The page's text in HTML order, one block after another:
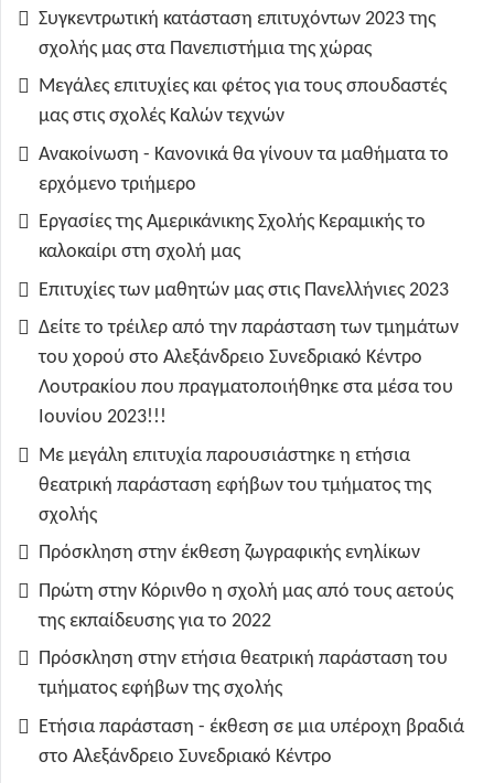
Συγκεντρωτική κατάσταση επιτυχόντων 2023 της
σχολής μας στα Πανεπιστήμια της χώρας
Μεγάλες επιτυχίες και φέτος για τους σπουδαστές
μας στις σχολές Καλών τεχνών
Ανακοίνωση - Κανονικά θα γίνουν τα μαθήματα το
ερχόμενο τριήμερο
Εργασίες της Αμερικάνικης Σχολής Κεραμικής το
καλοκαίρι στη σχολή μας
Επιτυχίες των μαθητών μας στις Πανελλήνιες 2023
Δείτε το τρέιλερ από την παράσταση των τμημάτων
του χορού στο Αλεξάνδρειο Συνεδριακό Κέντρο
Λουτρακίου που πραγματοποιήθηκε στα μέσα του
Ιουνίου 2023!!!
Με μεγάλη επιτυχία παρουσιάστηκε η ετήσια
θεατρική παράσταση εφήβων του τμήματος της
σχολής
Πρόσκληση στην έκθεση ζωγραφικής ενηλίκων
Πρώτη στην Κόρινθο η σχολή μας από τους αετούς
της εκπαίδευσης για το 2022
Πρόσκληση στην ετήσια θεατρική παράσταση του
τμήματος εφήβων της σχολής
Ετήσια παράσταση - έκθεση σε μια υπέροχη βραδιά
στο Αλεξάνδρειο Συνεδριακό Κέντρο